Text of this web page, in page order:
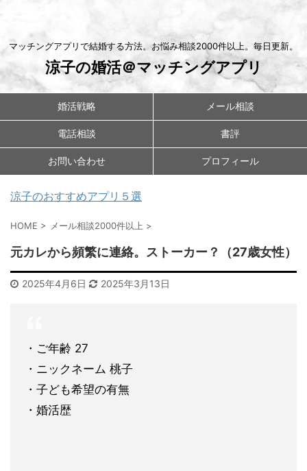
マッチングアプリで結婚する方法。お悩み相談2000件以上。毎日更新。
涼子の婚活＠マッチングアプリ
婚活戦略 メール相談
電話相談 書評
お問い合わせ プロフィール
涼子のおすすめアプリ５選
HOME > メール相談2000件以上 >
元カレから頻繁に連絡。ストーカー？（27歳女性）
2025年4月6日 2025年3月13日
・ご年齢 27
・ニックネーム 桃子
・子ども希望の有無
・婚活歴